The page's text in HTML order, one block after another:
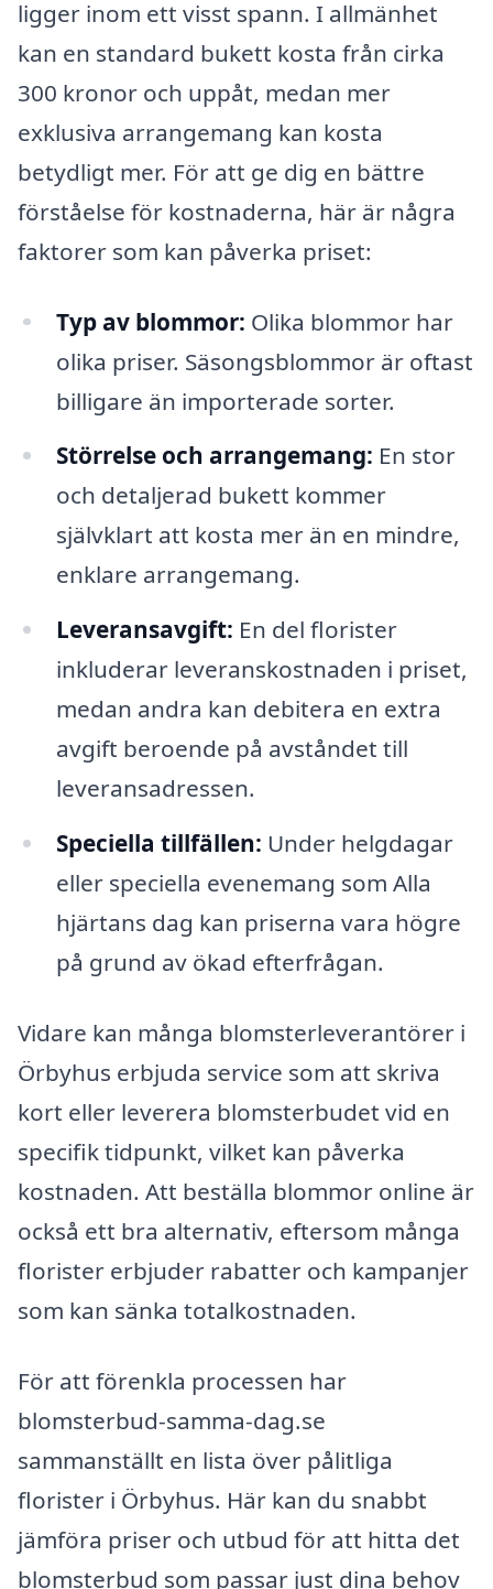
ligger inom ett visst spann. I allmänhet
kan en standard bukett kosta från cirka
300 kronor och uppåt, medan mer
exklusiva arrangemang kan kosta
betydligt mer. För att ge dig en bättre
förståelse för kostnaderna, här är några
faktorer som kan påverka priset:
Typ av blommor: Olika blommor har
olika priser. Säsongsblommor är oftast
billigare än importerade sorter.
Störrelse och arrangemang: En stor
och detaljerad bukett kommer
självklart att kosta mer än en mindre,
enklare arrangemang.
Leveransavgift: En del florister
inkluderar leveranskostnaden i priset,
medan andra kan debitera en extra
avgift beroende på avståndet till
leveransadressen.
Speciella tillfällen: Under helgdagar
eller speciella evenemang som Alla
hjärtans dag kan priserna vara högre
på grund av ökad efterfrågan.
Vidare kan många blomsterleverantörer i
Örbyhus erbjuda service som att skriva
kort eller leverera blomsterbudet vid en
specifik tidpunkt, vilket kan påverka
kostnaden. Att beställa blommor online är
också ett bra alternativ, eftersom många
florister erbjuder rabatter och kampanjer
som kan sänka totalkostnaden.
För att förenkla processen har
blomsterbud-samma-dag.se
sammanställt en lista över pålitliga
florister i Örbyhus. Här kan du snabbt
jämföra priser och utbud för att hitta det
blomsterbud som passar just dina behov